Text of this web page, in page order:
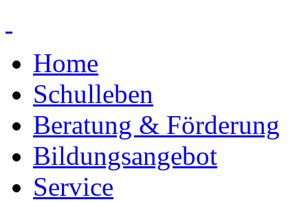
Home
Schulleben
Beratung & Förderung
Bildungsangebot
Service